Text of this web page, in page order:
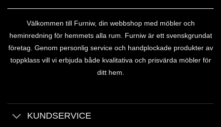
Välkommen till Furniw, din webbshop med möbler och
heminredning för hemmets alla rum. Furniw är ett svenskgrundat
företag. Genom personlig service och handplockade produkter av
toppklass vill vi erbjuda både kvalitativa och prisvärda möbler för
ditt hem.
KUNDSERVICE